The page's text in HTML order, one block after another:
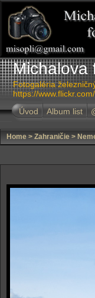
Michalova
Fotogaléria
https://
Úvod
Album list
Home > Zahraničie >